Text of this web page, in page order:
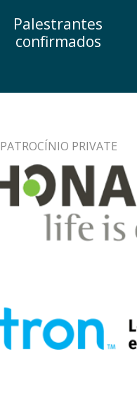
Palestrantes
confirmados
PATROCÍNIO PRIVATE